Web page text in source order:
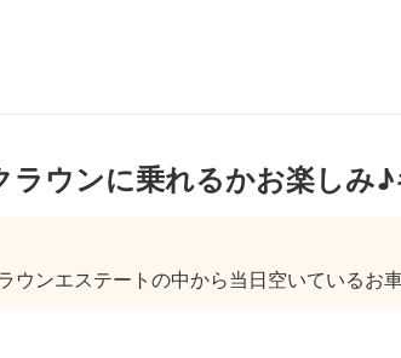
ラウンに乗れるかお楽し
ウンエステートの中から当日空いているお